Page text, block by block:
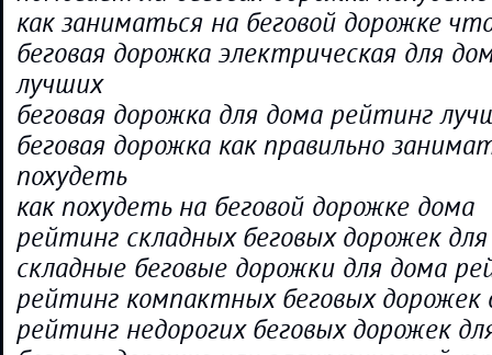
как заниматься на беговой дорожке
беговая дорожка электрическая для
лучших
беговая дорожка для дома рейтинг
беговая дорожка как правильно
похудеть
как похудеть на беговой дорожке дома
рейтинг складных беговых дорожек
складные беговые дорожки для дома
рейтинг компактных беговых дорожек
рейтинг недорогих беговых дорожек